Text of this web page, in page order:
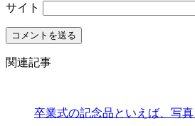
サイト
関連記事
卒業式の記念品といえば、写